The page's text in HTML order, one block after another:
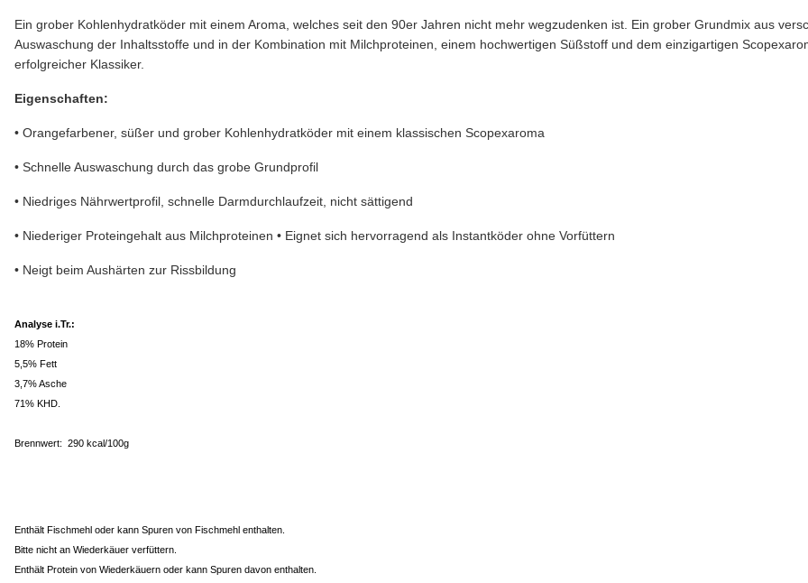
Ein grober Kohlenhydratköder mit einem Aroma, welches seit den 90er Jahren nicht mehr wegzudenken ist. Ein grober Grundmix aus
Auswaschung der Inhaltsstoffe und in der Kombination mit Milchproteinen, einem hochwertigen Süßstoff und dem einzigartigen
erfolgreicher Klassiker.
Eigenschaften:
• Orangefarbener, süßer und grober Kohlenhydratköder mit einem klassischen Scopexaroma
• Schnelle Auswaschung durch das grobe Grundprofil
• Niedriges Nährwertprofil, schnelle Darmdurchlaufzeit, nicht sättigend
• Niederiger Proteingehalt aus Milchproteinen • Eignet sich hervorragend als Instantköder ohne Vorfüttern
• Neigt beim Aushärten zur Rissbildung
Analyse i.Tr.:
18% Protein
5,5% Fett
3,7% Asche
71% KHD.
Brennwert: 290 kcal/100g
Enthält Fischmehl oder kann Spuren von Fischmehl enthalten.
Bitte nicht an Wiederkäuer verfüttern.
Enthält Protein von Wiederkäuern oder kann Spuren davon enthalten.